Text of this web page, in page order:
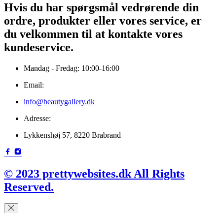
Hvis du har spørgsmål vedrørende din
ordre, produkter eller vores service, er
du velkommen til at kontakte vores
kundeservice.
Mandag - Fredag: 10:00-16:00
Email:
info@beautygallery.dk
Adresse:
Lykkenshøj 57, 8220 Brabrand
© 2023 prettywebsites.dk All Rights
Reserved.